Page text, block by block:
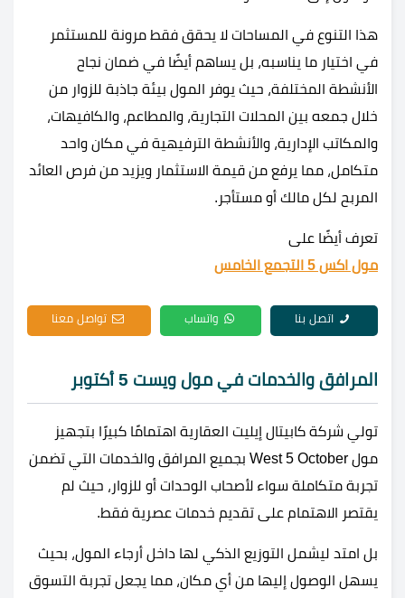
هذا التنوع في المساحات لا يحقق فقط مرونة للمستثمر
في اختيار ما يناسبه، بل يساهم أيضًا في ضمان نجاح
الأنشطة المختلفة، حيث يوفر المول بيئة جاذبة للزوار من
خلال جمعه بين المحلات التجارية، والمطاعم، والكافيهات،
والمكاتب الإدارية، والأنشطة الترفيهية في مكان واحد
متكامل، مما يرفع من قيمة الاستثمار ويزيد من فرص العائد
المربح لكل مالك أو مستأجر.
تعرف أيضًا على
مول اكس 5 التجمع الخامس
اتصل بنا واتساب تواصل معنا
المرافق والخدمات في مول ويست 5 أكتوبر
تولي شركة كابيتال إيليت العقارية اهتمامًا كبيرًا بتجهيز
مول West 5 October بجميع المرافق والخدمات التي تضمن
تجربة متكاملة سواء لأصحاب الوحدات أو للزوار، حيث لم
يقتصر الاهتمام على تقديم خدمات عصرية فقط.
بل امتد ليشمل التوزيع الذكي لها داخل أرجاء المول، بحيث
يسهل الوصول إليها من أي مكان، مما يجعل تجربة التسوق